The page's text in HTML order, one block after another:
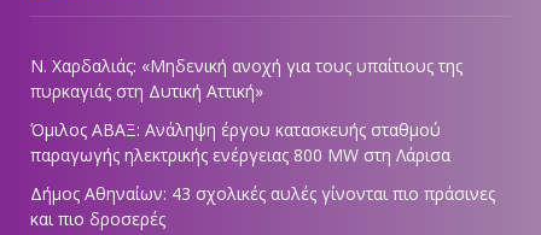
Ν. Χαρδαλιάς: «Μηδενική ανοχή για τους υπαίτιους της
πυρκαγιάς στη Δυτική Αττική»
Όμιλος ΑΒΑΞ: Ανάληψη έργου κατασκευής σταθμού
παραγωγής ηλεκτρικής ενέργειας 800 ΜW στη Λάρισα
Δήμος Αθηναίων: 43 σχολικές αυλές γίνονται πιο πράσινες
και πιο δροσερές